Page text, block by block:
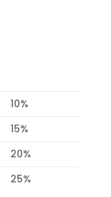
10%
15%
20%
25%